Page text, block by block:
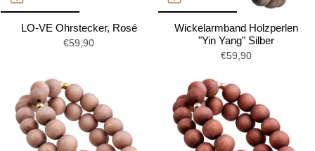
LO-VE Ohrstecker, Rosé
€59,90
Wickelarmband Holzperlen
"Yin Yang" Silber
€59,90